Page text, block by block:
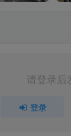
请登录后
登录